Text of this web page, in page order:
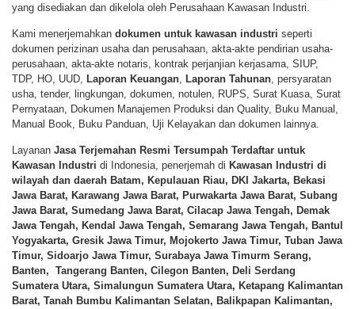
yang disediakan dan dikelola oleh Perusahaan Kawasan Industri.
Kami menerjemahkan dokumen untuk kawasan industri seperti
dokumen perizinan usaha dan perusahaan, akta-akte pendirian usaha-
perusahaan, akta-akte notaris, kontrak perjanjian kerjasama, SIUP,
TDP, HO, UUD,
Laporan Keuangan Laporan Tahunan , persyaratan
usha, tender, lingkungan, dokumen, notulen, RUPS, Surat Kuasa, Surat
Pernyataan, Dokumen Manajemen Produksi dan Quality, Buku Manual,
Manual Book, Buku Panduan, Uji Kelayakan dan dokumen lainnya.
Layanan Jasa Terjemahan Resmi Tersumpah Terdaftar untuk
Kawasan Industri di Indonesia, penerjemah di Kawasan Industri di
wilayah dan daerah Batam, Kepulauan Riau, DKI Jakarta, Bekasi
Jawa Barat, Karawang Jawa Barat, Purwakarta Jawa Barat, Subang
Jawa Barat, Sumedang Jawa Barat, Cilacap Jawa Tengah, Demak
Jawa Tengah, Kendal Jawa Tengah, Semarang Jawa Tengah, Bantul
Yogyakarta, Gresik Jawa Timur, Mojokerto Jawa Timur, Tuban Jawa
Timur, Sidoarjo Jawa Timur, Surabaya Jawa Timurm Serang,
Banten, Tangerang Banten, Cilegon Banten, Deli Serdang
Sumatera Utara, Simalungun Sumatera Utara, Ketapang Kalimantan
Barat, Tanah Bumbu Kalimantan Selatan, Balikpapan Kalimantan,